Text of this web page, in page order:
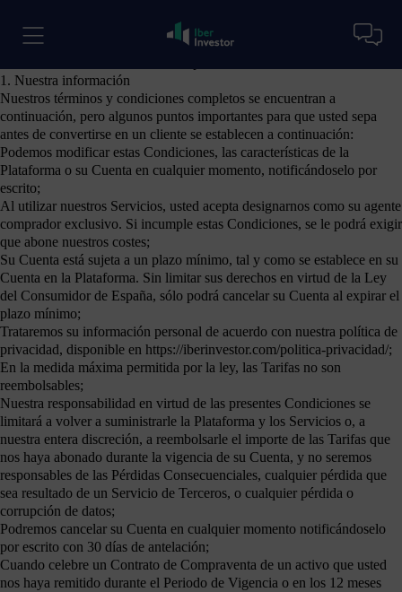
IberInvestor le ayuda a encontrar, comprar y administrar activos de
inversión. Por favor, lea atentamente nuestros Términos y Condiciones
1. Nuestra información
Nuestros términos y condiciones completos se encuentran a
continuación, pero algunos puntos importantes para que usted sepa
antes de convertirse en un cliente se establecen a continuación:
Podemos modificar estas Condiciones, las características de la
Plataforma o su Cuenta en cualquier momento, notificándoselo por
escrito;
Al utilizar nuestros Servicios, usted acepta designarnos como su agente
comprador exclusivo. Si incumple estas Condiciones, se le podrá exigir
que abone nuestros costes;
Su Cuenta está sujeta a un plazo mínimo, tal y como se establece en su
Cuenta en la Plataforma. Sin limitar sus derechos en virtud de la Ley
del Consumidor de España, sólo podrá cancelar su Cuenta al expirar el
plazo mínimo;
Trataremos su información personal de acuerdo con nuestra política de
privacidad, disponible en https://iberinvestor.com/politica-privacidad/;
En la medida máxima permitida por la ley, las Tarifas no son
reembolsables;
Nuestra responsabilidad en virtud de las presentes Condiciones se
limitará a volver a suministrarle la Plataforma y los Servicios o, a
nuestra entera discreción, a reembolsarle el importe de las Tarifas que
nos haya abonado durante la vigencia de su Cuenta, y no seremos
responsables de las Pérdidas Consecuenciales, cualquier pérdida que
sea resultado de un Servicio de Terceros, o cualquier pérdida o
corrupción de datos;
Podremos cancelar su Cuenta en cualquier momento notificándoselo
por escrito con 30 días de antelación;
Cuando celebre un Contrato de Compraventa de un activo que usted
nos haya remitido durante el Periodo de Vigencia o en los 12 meses